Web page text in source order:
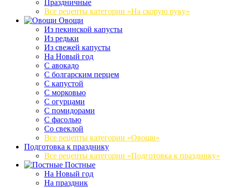
Праздничные
Все рецепты категории «На скорую руку»
Овощи
Из пекинской капусты
Из редьки
Из свежей капусты
На Новый год
С авокадо
С болгарским перцем
С капустой
С морковью
С огурцами
С помидорами
С фасолью
Со свеклой
Все рецепты категории «Овощи»
Подготовка к празднику
Все рецепты категории «Подготовка к празднику»
Постные
На Новый год
На праздник